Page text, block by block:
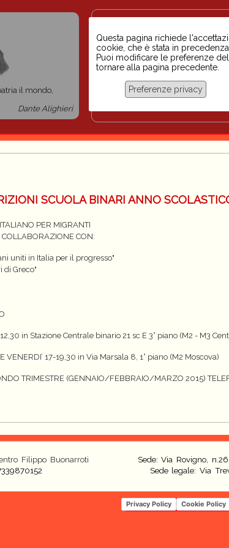
il mondo,
Dante Alighieri
razzismo
Home Scuola
Progetti per le scuole
Coordinamento Docenti
Questa pagina richiede
cookie, che è stata in precedenza
Puoi modificare le preferenze
tornare alla pagina precedente.
Preferenze privacy
SCUOLA BINARI ANNO
PER MIGRANTI
CON:
uniti in Italia per il progresso"
di Greco"
12,30 in Stazione Centrale binario 21 sc E 3° piano (M2 - M3
VENERDI’ 17-19,30 in Via Marsala 8, 1° piano (M2 Moscova)
TRIMESTRE (GENNAIO/FEBBRAIO/MARZO 2015)
Filippo Buonarroti
Sede: Via Rovigno,
Sede legale: Via
Privacy Policy Cookie Policy